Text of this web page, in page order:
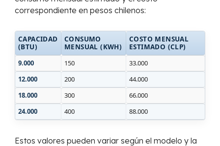
correspondiente en pesos chilenos:
CAPACIDAD
(BTU)
CONSUMO
MENSUAL (KWH)
COSTO MENSUAL
ESTIMADO (CLP)
9.000
150
33.000
12.000
200
44.000
18.000
300
66.000
24.000
400 88.000
Estos valores pueden variar según el modelo y la